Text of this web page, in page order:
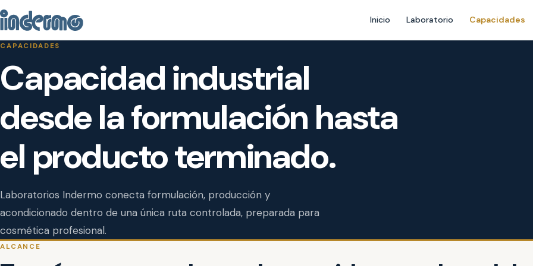
Inicio Laboratorio Capacidades
CAPACIDADES
Capacidad industrial
desde la formulación hasta
el producto terminado.
Laboratorios Indermo conecta formulación, producción y
acondicionado dentro de una única ruta controlada, preparada para
cosmética profesional.
ALCANCE